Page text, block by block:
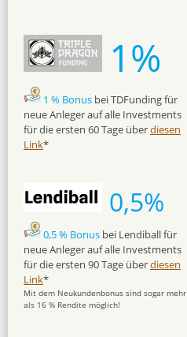
1%
1 % Bonus bei TDFunding für
neue Anleger auf alle Investments
für die ersten 60 Tage überdiesen
Link*
0,5%
0,5 % Bonus bei Lendiball für
neue Anleger auf alle Investments
für die ersten 90 Tage überdiesen
Link*
Mit dem Neukundenbonus sind sogar mehr
als 16 % Rendite möglich!